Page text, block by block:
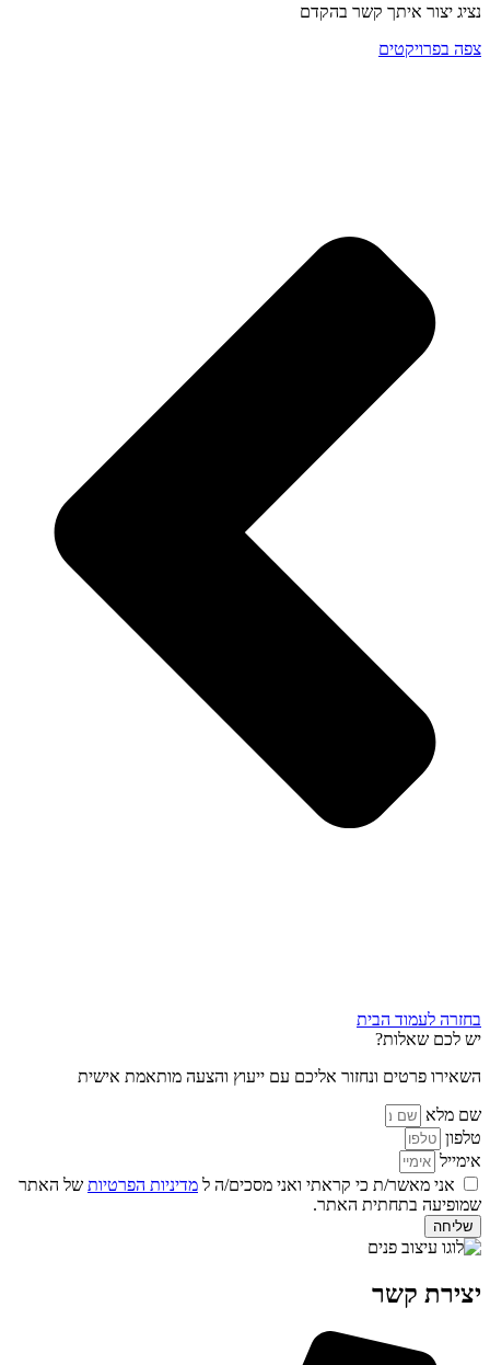
נציג יצור איתך קשר בהקדם
צפה בפרויקטים
בחזרה לעמוד הבית
יש לכם שאלות?
השאירו פרטים ונחזור אליכם עם ייעוץ והצעה מותאמת אישית
שם מלא
טלפון
אימייל
אני מאשר/ת כי קראתי ואני מסכים/ה ל מדיניות הפרטיות של האתר
שמופיעה בתחתית האתר.
שליחה
יצירת קשר